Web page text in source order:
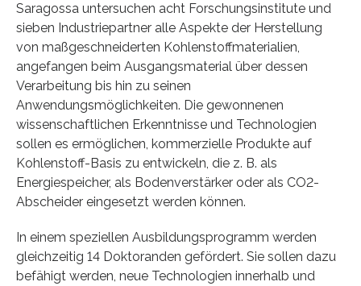
Saragossa untersuchen acht Forschungsinstitute und
sieben Industriepartner alle Aspekte der Herstellung
von maßgeschneiderten Kohlenstoffmaterialien,
angefangen beim Ausgangsmaterial über dessen
Verarbeitung bis hin zu seinen
Anwendungsmöglichkeiten. Die gewonnenen
wissenschaftlichen Erkenntnisse und Technologien
sollen es ermöglichen, kommerzielle Produkte auf
Kohlenstoff-Basis zu entwickeln, die z. B. als
Energiespeicher, als Bodenverstärker oder als CO2-
Abscheider eingesetzt werden können.
In einem speziellen Ausbildungsprogramm werden
gleichzeitig 14 Doktoranden gefördert. Sie sollen dazu
befähigt werden, neue Technologien innerhalb und